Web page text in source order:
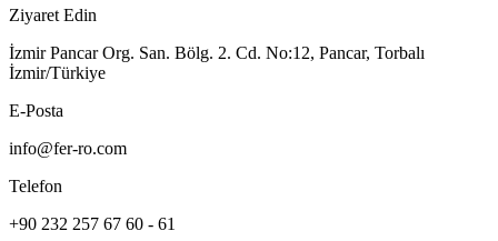
Ziyaret Edin
İzmir Pancar Org. San. Bölg. 2. Cd. No:12, Pancar, Torbalı
İzmir/Türkiye
E-Posta
info@fer-ro.com
Telefon
+90 232 257 67 60 - 61